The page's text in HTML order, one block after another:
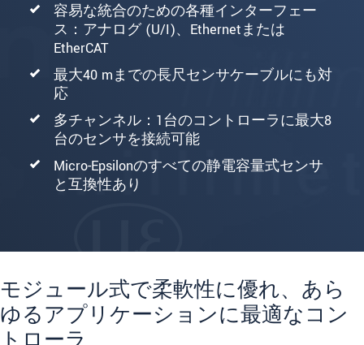
容易な統合のための各種インターフェー
ス：アナログ (U/I)、Ethernetまたは
EtherCAT
最大40 mまでの長尺センサケーブルにも対
応
多チャンネル：1台のコントローラに最大8
台のセンサを接続可能
Micro-Epsilonのすべての静電容量式センサ
と互換性あり
モジュール式で柔軟性に優れ、あら
ゆるアプリケーションに最適なコン